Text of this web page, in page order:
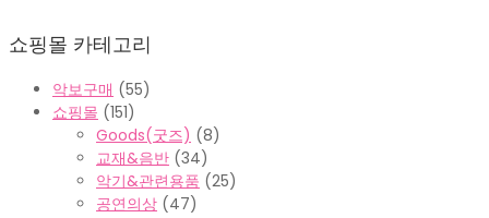
격:
격:
쇼핑몰 카테고리
악보구매 (55)
쇼핑몰 (151)
Goods(굿즈) (8)
교재&음반 (34)
악기&관련용품 (25)
공연의상 (47)